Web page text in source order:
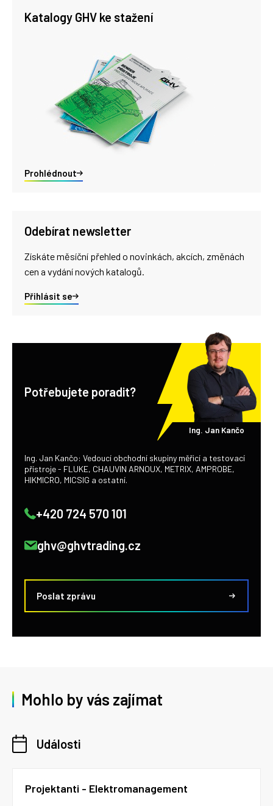
Katalogy GHV ke stažení
Prohlédnout
Odebírat newsletter
Získáte měsíční přehled o novinkách, akcích, změnách
cen a vydání nových katalogů.
Přihlásit se
Potřebujete poradit?
Ing. Jan Kančo
Ing. Jan Kančo: Vedoucí obchodní skupiny měřicí a testovací
přístroje - FLUKE, CHAUVIN ARNOUX, METRIX, AMPROBE,
HIKMICRO, MICSIG a ostatní.
+420 724 570 101
ghv@ghvtrading.cz
Poslat zprávu
Mohlo by vás zajímat
Události
Projektanti - Elektromanagement